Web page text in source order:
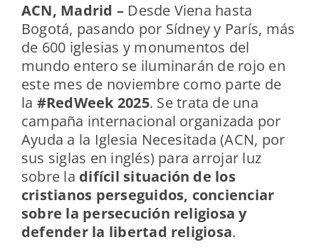
ACN, Madrid – Desde Viena hasta
Bogotá, pasando por Sídney y París, más
de 600 iglesias y monumentos del
mundo entero se iluminarán de rojo en
este mes de noviembre como parte de
la #RedWeek 2025. Se trata de una
campaña internacional organizada por
Ayuda a la Iglesia Necesitada (ACN, por
sus siglas en inglés) para arrojar luz
sobre la difícil situación de los
cristianos perseguidos, concienciar
sobre la persecución religiosa y
defender la libertad religiosa.